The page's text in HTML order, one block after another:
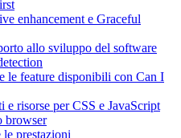
enhancement e Graceful
allo sviluppo del software
le feature disponibili con Can I
e risorse per CSS e JavaScript
browser
prestazioni